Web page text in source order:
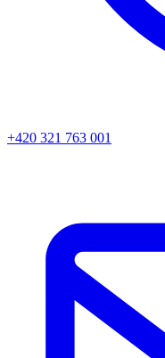
+420 321 763 001